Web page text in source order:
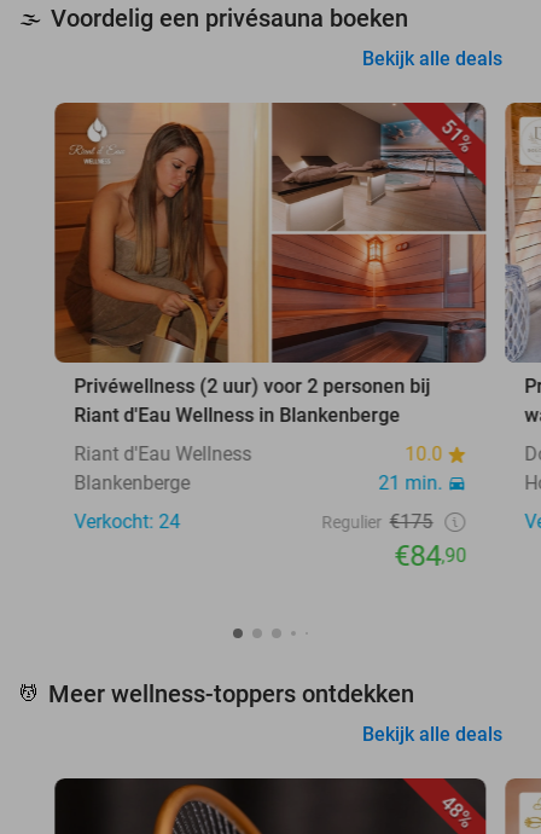
🌫️ Voordelig een privésauna boeken
Bekijk alle deals
51%
Privéwellness (2 uur) voor 2 personen bij
Riant d'Eau Wellness in Blankenberge
Riant d'Eau Wellness
10.0
Blankenberge
21 min.
Verkocht: 24
Regulier €175
€84,90
💆 Meer wellness-toppers ontdekken
Bekijk alle deals
48%